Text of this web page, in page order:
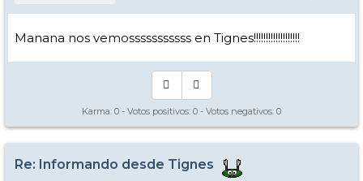
Manana nos vemosssssssssss en Tignes!!!!!!!!!!!!!!!!!!!
Karma: 0 - Votos positivos: 0 - Votos negativos: 0
Re: Informando desde Tignes